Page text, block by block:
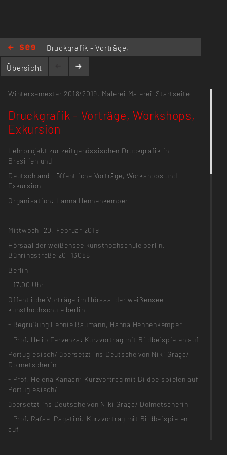
Druckgrafik - Vorträge,
Workshops, Exkursion
Übersicht
Wintersemester 2018/2019, Malerei Malerei_Startseite
Druckgrafik - Vorträge, Workshops,
Exkursion
Lehrprojekt zur zeitgenössischen Druckgrafik in
Brasilien und
Deutschland - öffentliche Vorträge, Workshops und
Exkursion
Organisation: Hanna Hennenkemper
Mittwoch, 20. Februar 2019
Hörsaal der weißensee kunsthochschule berlin,
Bühringstraße 20, 13086
Berlin
- 17.00 Uhr
Öffentliche Vorträge im Hörsaal der weißensee
kunsthochschule berlin
- Begrüßung Leonie Baumann, Hanna Hennenkemper
- Prof. Helio Fervenza: Kurzvortrag mit Bildbeispielen auf
Portugiesisch/ übersetzt ins Deutsche von Niki Graça/
Dolmetscherin
- Prof. Helena Kanaan: Kurzvortrag mit Bildbeispielen auf
Portugiesisch/
übersetzt ins Deutsche von Niki Graça/ Dolmetscherin
- Prof. Rafael Pagatini: Kurzvortrag mit Bildbeispielen
auf